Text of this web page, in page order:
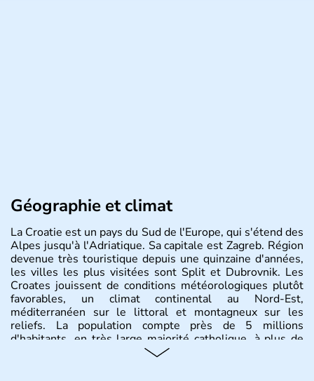
Géographie et climat
La Croatie est un pays du Sud de l'Europe, qui s'étend des
Alpes jusqu'à l'Adriatique. Sa capitale est Zagreb. Région
devenue très touristique depuis une quinzaine d'années,
les villes les plus visitées sont Split et Dubrovnik. Les
Croates jouissent de conditions météorologiques plutôt
favorables, un climat continental au Nord-Est,
méditerranéen sur le littoral et montagneux sur les
reliefs. La population compte près de 5 millions
d'habitants, en très large majorité catholique, à plus de